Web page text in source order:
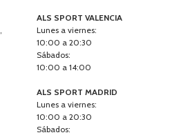
ALS SPORT VALENCIA
Lunes a viernes:
10:00 a 20:30
Sábados:
10:00 a 14:00
ALS SPORT MADRID
Lunes a viernes:
10:00 a 20:30
Sábados: